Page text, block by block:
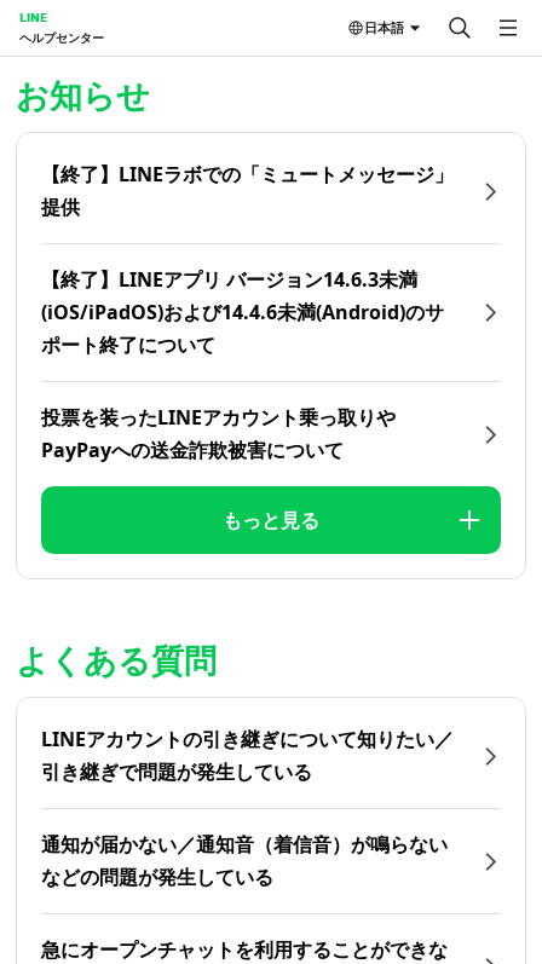
LINE
ヘルプセンター
日本語
お知らせ
【終了】LINEラボでの「ミュートメッセージ」
提供
【終了】LINEアプリ バージョン14.6.3未満
(iOS/iPadOS)および14.4.6未満(Android)のサ
ポート終了について
投票を装ったLINEアカウント乗っ取りや
PayPayへの送金詐欺被害について
もっと見る
よくある質問
LINEアカウントの引き継ぎについて知りたい／
引き継ぎで問題が発生している
通知が届かない／通知音（着信音）が鳴らない
などの問題が発生している
急にオープンチャットを利用することができな